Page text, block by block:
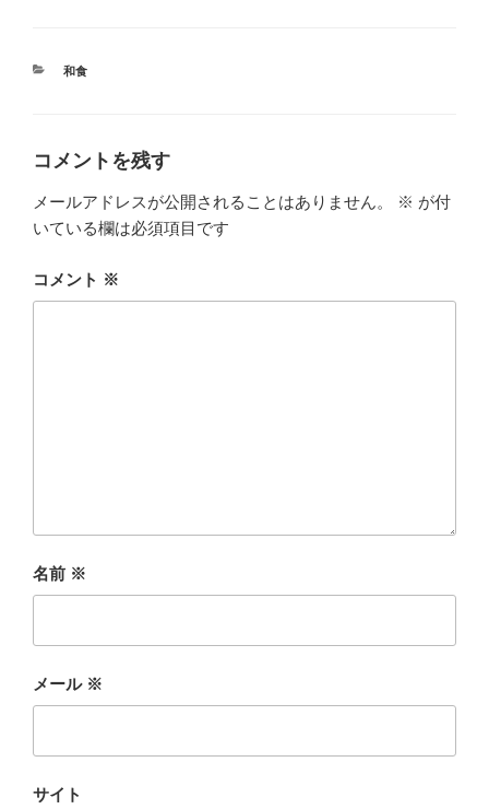
カ
和食
コメントを残す
メールアドレスが公開されることはありません。 ※ が付
いている欄は必須項目です
コメント ※
名前 ※
メール ※
サイト